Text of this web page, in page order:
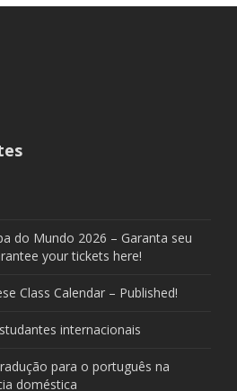
do Mundo 2026 – Garanta seu
your tickets here!
Class Calendar – Published!
internacionais
para o português na
doméstica